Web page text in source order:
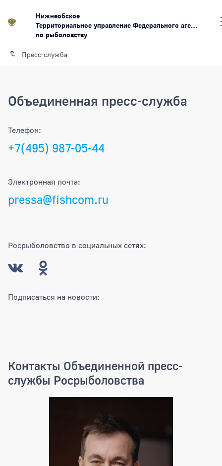
Нижнеобское
Территориальное управление Федерального агентства
по рыболовству
Пресс-служба
Объединенная пресс-служба
Телефон:
+7(495) 987-05-44
Электронная почта:
pressa@fishcom.ru
Росрыболовство в социальных сетях:
Подписаться на новости:
Контакты Объединенной пресс-
службы Росрыболовства